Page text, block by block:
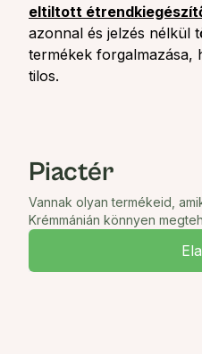
eltiltott
azonnal és jelzés nélkül
termékek forgalmazása,
tilos.
Piactér
Vannak olyan termékeid,
Krémmánián könnyen